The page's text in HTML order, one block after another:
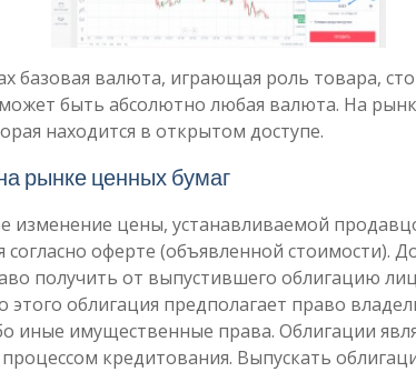
базовая валюта, играющая роль товара,
может быть абсолютно любая валюта. На
находится в открытом доступе.
рынке ценных бумаг
изменение цены, устанавливаемой
оферте (объявленной стоимости).
получить от выпустившего облигацию
облигация предполагает право
иные имущественные права. Облигации
кредитования. Выпускать